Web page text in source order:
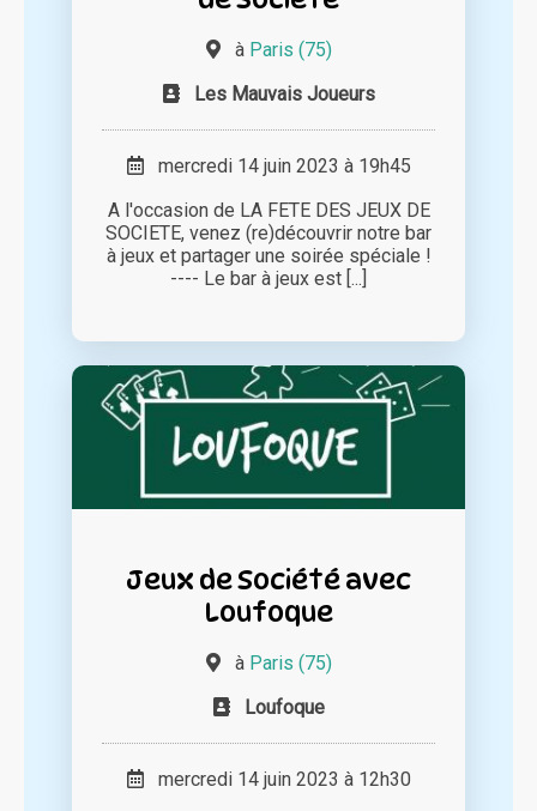
à Paris (75)
Les Mauvais Joueurs
mercredi 14 juin 2023 à 19h45
A l'occasion de LA FETE DES JEUX DE
SOCIETE, venez (re)découvrir notre bar
à jeux et partager une soirée spéciale !
---- Le bar à jeux est [...]
Jeux de Société avec
Loufoque
à Paris (75)
Loufoque
mercredi 14 juin 2023 à 12h30